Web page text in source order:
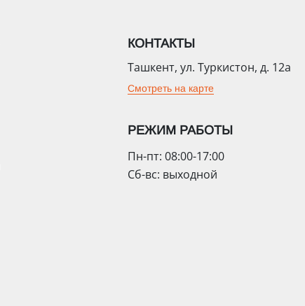
КОНТАКТЫ
Ташкент, ул. Туркистон, д. 12а
Смотреть на карте
РЕЖИМ РАБОТЫ
Пн-пт: 08:00-17:00
Сб-вс: выходной